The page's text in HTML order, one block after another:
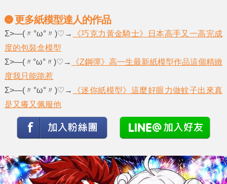
更多紙模型達人的作品
Σ>―(〃°ω°〃)♡→
《巧克力黃金騎士》日本高手又一高完成
度的包裝盒模型
Σ>―(〃°ω°〃)♡→
《Z鋼彈》高一生最新紙模型作品這個精緻
度我只能跪惹
Σ>―(〃°ω°〃)♡→
《迷你紙模型》這麼好眼力做蚊子出來真
是又癢又佩服他